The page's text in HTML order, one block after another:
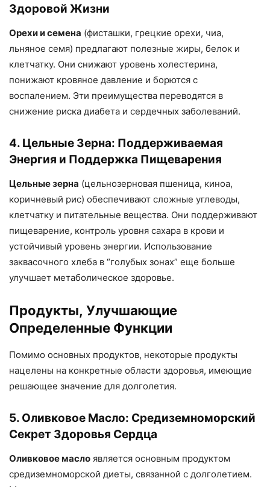
Здоровой Жизни
Орехи и семена (фисташки, грецкие орехи, чиа,
льняное семя) предлагают полезные жиры, белок и
клетчатку. Они снижают уровень холестерина,
понижают кровяное давление и борются с
воспалением. Эти преимущества переводятся в
снижение риска диабета и сердечных заболеваний.
4. Цельные Зерна: Поддерживаемая
Энергия и Поддержка Пищеварения
Цельные зерна (цельнозерновая пшеница, киноа,
коричневый рис) обеспечивают сложные углеводы,
клетчатку и питательные вещества. Они поддерживают
пищеварение, контроль уровня сахара в крови и
устойчивый уровень энергии. Использование
заквасочного хлеба в “голубых зонах” еще больше
улучшает метаболическое здоровье.
Продукты, Улучшающие
Определенные Функции
Помимо основных продуктов, некоторые продукты
нацелены на конкретные области здоровья, имеющие
решающее значение для долголетия.
5. Оливковое Масло: Средиземноморский
Секрет Здоровья Сердца
Оливковое масло является основным продуктом
средиземноморской диеты, связанной с долголетием.